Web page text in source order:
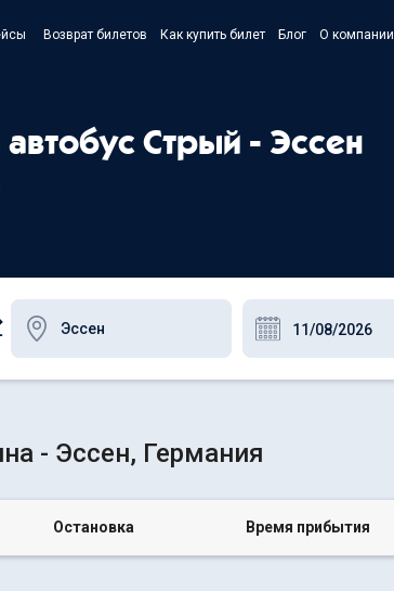
Возврат билетов Как купить билет Блог О компании
Стрый - Эссен
- Эссен, Германия
Остановка Время прибытия